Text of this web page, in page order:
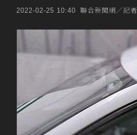
2022-02-25 10:40 聯合新聞網／記